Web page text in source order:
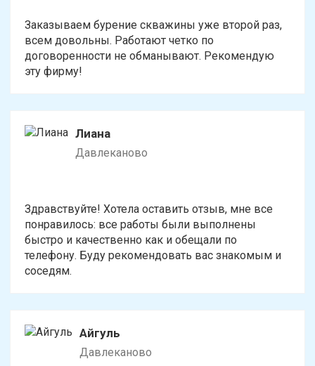
Заказываем бурение скважины уже второй раз,
всем довольны. Работают четко по
договоренности не обманывают. Рекомендую
эту фирму!
Лиана
Давлеканово
Здравствуйте! Хотела оставить отзыв, мне все
понравилось: все работы были выполнены
быстро и качественно как и обещали по
телефону. Буду рекомендовать вас знакомым и
соседям.
Айгуль
Давлеканово